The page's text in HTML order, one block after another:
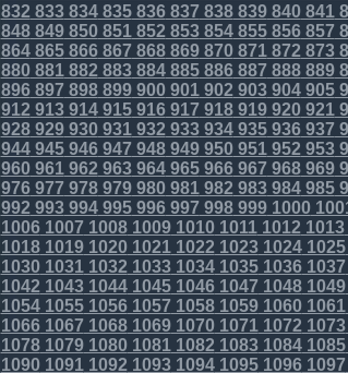
832 833834835836837 838839840841
848849850851852 853854855856857
864865866867 868869870871872 873
880881882 883884885886887 888889
896897 898899900901902 903904905
912 913914915916917 918919920921
928929930931932 933934935936937
944945946947 948949950951952 953
960961962 963964965966967 968969
976977 978979980981982 983984985
992 993994995996997 9989991000
10061007 10081009101010111012 1013
10181019102010211022 102310241025
103010311032 10331034103510361037
1042 10431044104510461047 10481049
1054105510561057 1058105910601061
10661067 10681069107010711072 1073
10781079108010811082 108310841085
109010911092 10931094109510961097